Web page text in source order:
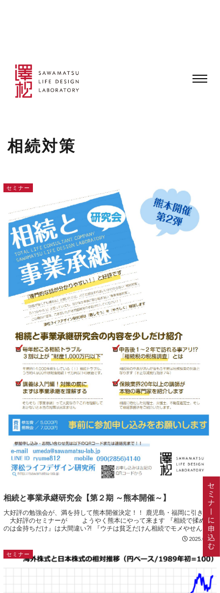
相続対策
セミナー
相続と事業承継研究会【第２期 ～熊本開催～】
大好評の勉強会が、満を持して熊本開催決定！！ 鹿児島・福岡に引き続き
大好評のセミナーが ようやく熊本にやって来ます 『相続で揉める
のは金持ちだけ』は大間違い?! 『ウチは貧乏だけん相続でモメやせん』
2025.03.04
セミナー